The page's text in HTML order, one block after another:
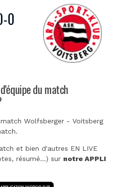
-0
du match
Wolfsberger - Voitsberg
et bien d'autres EN LIVE
résumé...) sur notre APPLI